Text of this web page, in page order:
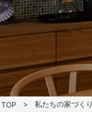
TOP 私たちの家づくり